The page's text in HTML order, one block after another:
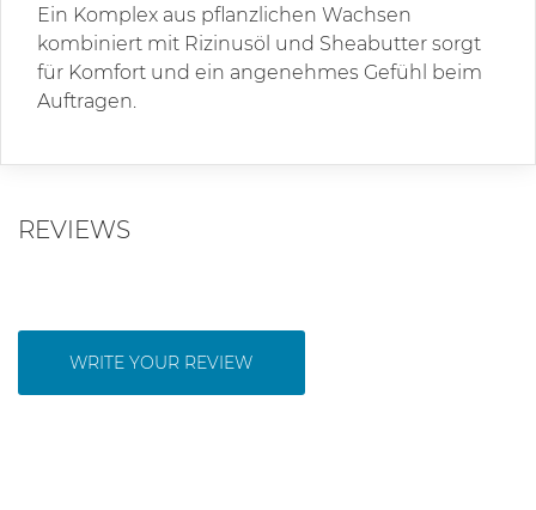
Ein Komplex aus pflanzlichen Wachsen
kombiniert mit Rizinusöl und Sheabutter sorgt
für Komfort und ein angenehmes Gefühl beim
Auftragen.
REVIEWS
WRITE YOUR REVIEW